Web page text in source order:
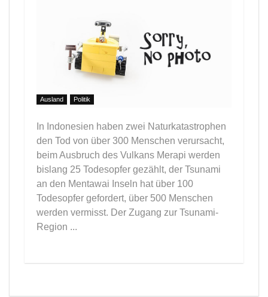
Ausland Politik
In Indonesien haben zwei Naturkatastrophen
den Tod von über 300 Menschen verursacht,
beim Ausbruch des Vulkans Merapi werden
bislang 25 Todesopfer gezählt, der Tsunami
an den Mentawai Inseln hat über 100
Todesopfer gefordert, über 500 Menschen
werden vermisst. Der Zugang zur Tsunami-
Region ...